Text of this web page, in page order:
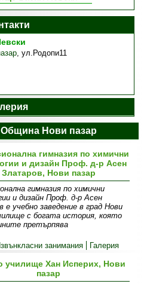
,ул.Родопи11
Нови пазар
гимназия по химични
и дизайн Проф. д-р Асен
Златаров, Нови пазар
гимназия по химични
и дизайн Проф. д-р Асен
е учебно заведение в град Нови
с богата история, която
претърпява
занимания Галерия
училище Хан Исперих, Нови
пазар